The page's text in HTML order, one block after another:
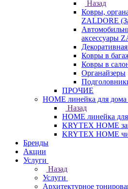
Назад
Ковры,
ZALDORE
аксессуары
Ковры в
Ковры в
Органайзеры
ПРОЧИЕ
HOME линейка для дома
Назад
HOME линейка
KRYTEX HOME
KRYTEX HOME
Бренды
Акции
Услуги
Назад
Услуги
Архитектурное